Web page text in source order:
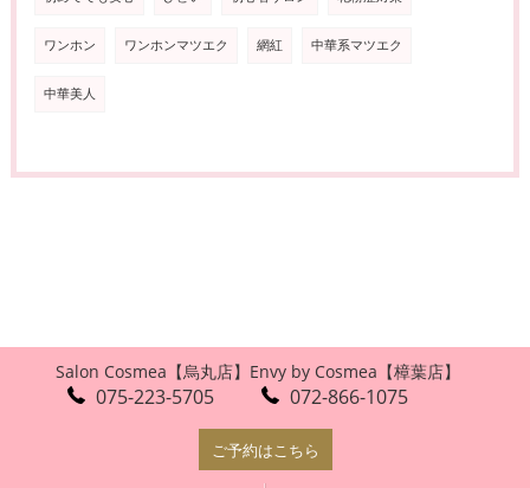
ワンホン ワンホンマツエク 網紅 中華系マツエク
中華美人
Salon Cosmea【烏丸店】
075-223-5705
Envy by Cosmea【樟葉店】
072-866-1075
ご予約はこちら